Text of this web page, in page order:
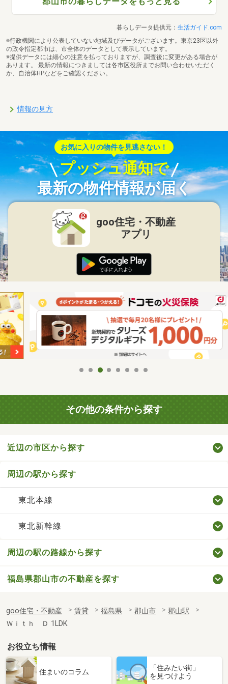
暮らしデータ提供元： 生活ガイド.com
※行政機関により公表していない地域及びデータがございます。東京23区以外
の政令指定都市は、市全体のデータとして表示しています。
※提供データには細心の注意を払っておりますが、調査後に変更がある場合が
あります。 最新の情報につきましては各市区役所までお問い合わせいただく
か、自治体HPなどをご確認ください。
情報の見方
お気に入りの物件を見逃さない！
プッシュ通知で
最新の物件情報が届く
goo住宅・不動産
アプリ
その他の条件から探す
近辺の市区から探す
周辺の駅から探す
東北本線
東北新幹線
周辺の駅の路線から探す
福島県郡山市の不動産を探す
goo住宅・不動産 賃貸 福島県 郡山市
郡山駅
Ｗｉｔｈ Ｄ 1LDK
お役立ち情報
住まいのコラム
「住みたい街」
を見つけよう